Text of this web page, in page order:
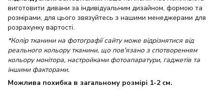
виготовити дивани за індивідуальним дизайном, формою та
розмірами, для цього звязуйтесь з нашими менеджерами для
розрахунку вартості.
*Колір тканини на фотографії сайту може відрізнятися від
реального кольору тканини, що пов'язано з спотворенням
кольору монітора, настройками фотоапаратури, гаджетів та
іншими факторами.
Можлива похибка в загальному розмірі 1-2 см.